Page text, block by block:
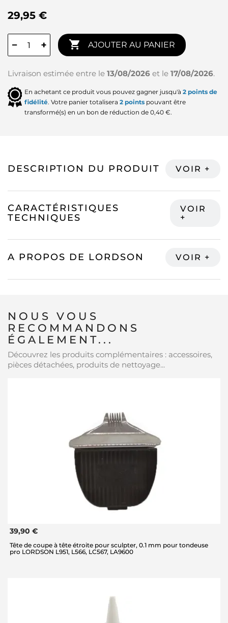
29,95 €
− +  AJOUTER AU PANIER
Livraison estimée entre le 13/08/2026 et le 17/08/2026.
En achetant ce produit vous pouvez gagner jusqu'à 2 points de
fidélité. Votre panier totalisera 2 points pouvant être
transformé(s) en un bon de réduction de 0,40 €.
DESCRIPTION DU PRODUIT
CARACTÉRISTIQUES
TECHNIQUES
A PROPOS DE LORDSON
NOUS VOUS
RECOMMANDONS
ÉGALEMENT...
Découvrez les produits complémentaires : accessoires,
pièces détachées, produits de nettoyage...
39,90 €
Tête de coupe à tête étroite pour sculpter, 0.1 mm pour tondeuse
pro LORDSON L951, L566, LC567, LA9600